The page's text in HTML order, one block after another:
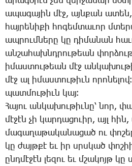
ա­պա­գա­յին մէջ, այն­քան ա­տեն,
հայ­րե­նի­քի հո­գեմ­տա­ւոր
ապ­րում­նե­րը կը դի­մա­նան
ան­շա­հախնդ­րու­թեան
ի­մաս­տու­թեան մէջ
մէջ ալ ի­մաս­տու­թիւն
պատ­մու­թիւն կայ։
­Հա­յու ան­կա­խու­թիւ­նը՝ նոր,
մէ­ջէն չի կար­դա­ցո­ւիր, այլ
մա­գա­ղա­թա­կա­նա­ցած ու
կը ժայթ­քէ եւ իր սրսկած
ընդ­մէ­ջէն լե­զու եւ մշա­կոյթ կը